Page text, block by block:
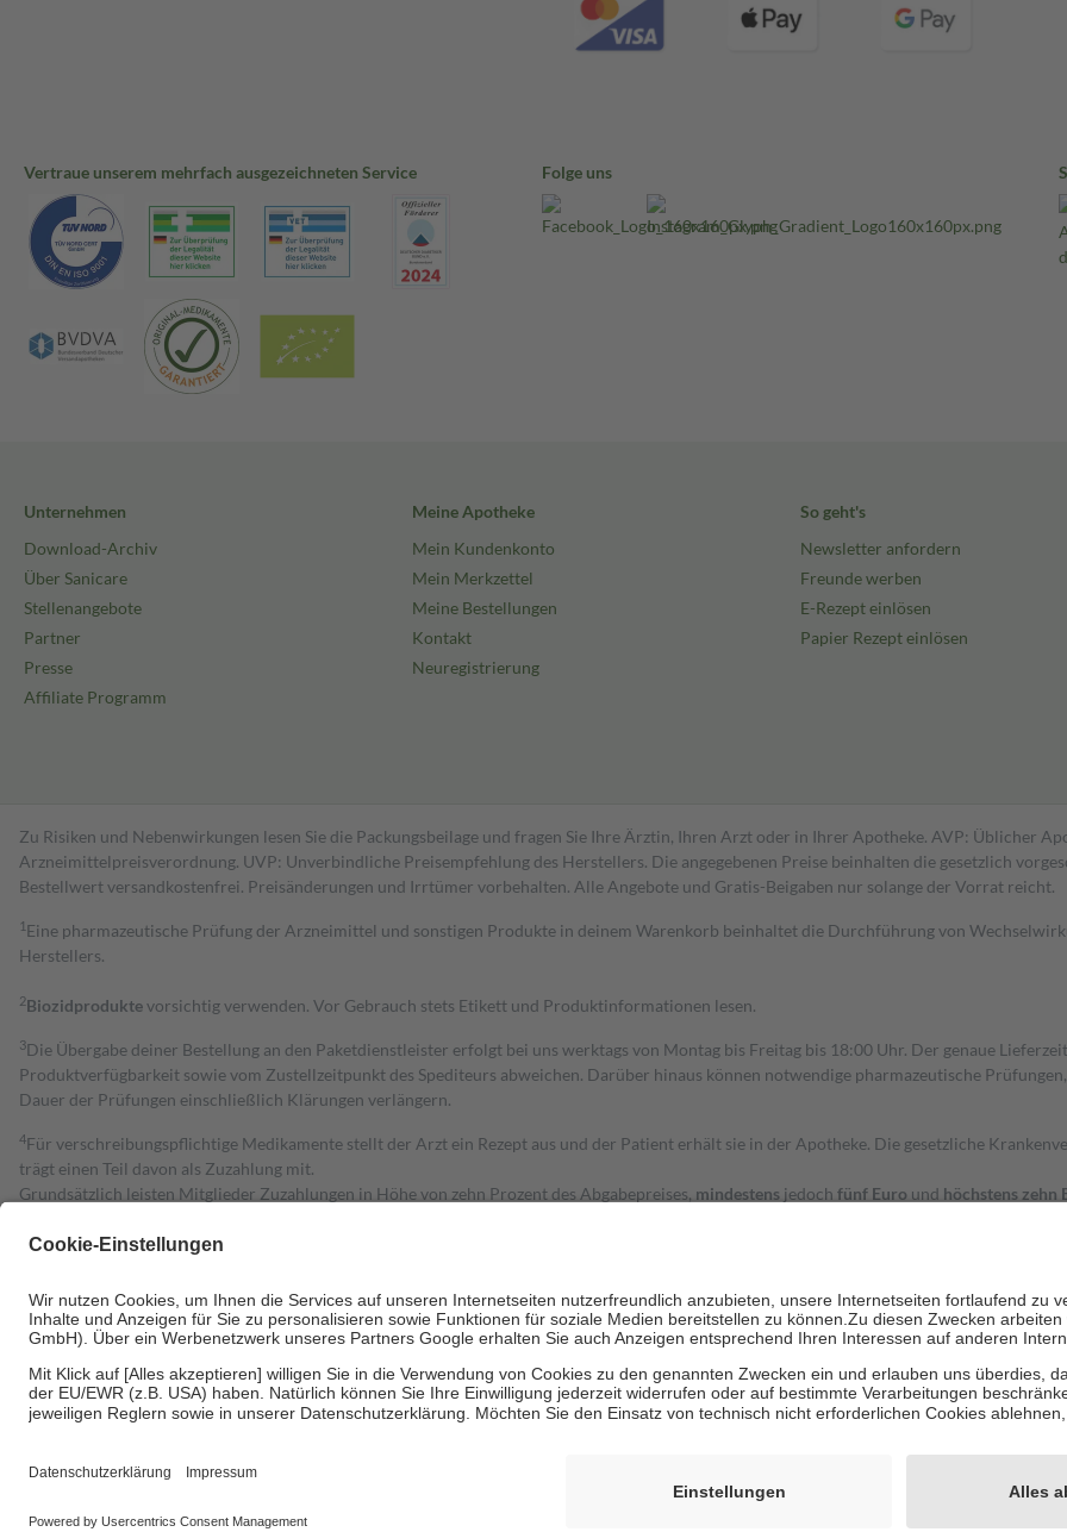
Vertraue unserem mehrfach ausgezeichneten Service Folge uns
Unternehmen
Download-Archiv
Über Sanicare
Stellenangebote
Partner
Presse
Affiliate Programm
Meine Apotheke
Mein Kundenkonto
Mein Merkzettel
Meine Bestellungen
Kontakt
Neuregistrierung
So geht's
Newsletter anfordern
Freunde werben
E-Rezept einlösen
Papier Rezept einlösen
Zu Risiken und Nebenwirkungen lesen Sie die Packungsbeilage und fragen Sie Ihre Ärztin, Ihren Arzt oder in Ihrer Apotheke. AVP: Üblicher
Arzneimittelpreisverordnung. UVP: Unverbindliche Preisempfehlung des Herstellers. Die angegebenen Preise beinhalten die gesetzlich
Bestell­wert versand­kosten­frei. Preisänderungen und Irrtümer vorbehalten. Alle Angebote und Gratis-Beigaben nur solange der Vorrat reicht.
1 Eine pharmazeutische Prüfung der Arzneimittel und sonstigen Produkte in deinem Warenkorb beinhaltet die Durchführung von
Herstellers.
2Biozidproduktevorsichtig verwenden. Vor Gebrauch stets Etikett und Produktinformationen lesen.
3Die Übergabe deiner Bestellung an den Paketdienstleister erfolgt bei uns werktags von Montag bis Freitag bis 18:00 Uhr. Der genaue
Produktverfügbarkeit sowie vom Zustellzeitpunkt des Spediteurs abweichen. Darüber hinaus können notwendige pharmazeutische
Dauer der Prüfungen einschließlich Klärungen verlängern.
4Für verschreibungspflichtige Medikamente stellt der Arzt ein Rezept aus und der Patient erhält sie in der Apotheke. Die gesetzliche
trägt einen Teil davon als Zuzahlung mit.
Grundsätzlich leisten Mitglieder Zuzahlungen in Höhe von zehn Prozent des Abgabepreises, mindestens jedoch fünf Euro und höchstens zehn
Diese Regeln gelten grundsätzlich auch für Online-Apotheken.
Um das Engagement der Versicherten für ihre eigene Gesundheit zu stärken und die besondere Stellung der Familie zu unterstützen, fallen
• Kindern und Jugendlichen bis zum vollendeten 18. Lebensjahr mit Ausnahme der Fahrkosten
• Untersuchungen zur Vorsorge und Früherkennung, die von der GKV getragen werden
• empfohlenen Schutzimpfungen
• Harn- und Blutteststreifen
Informationen findest du hier: https://help.etrusted.com/hc/de/articles/4419944605341